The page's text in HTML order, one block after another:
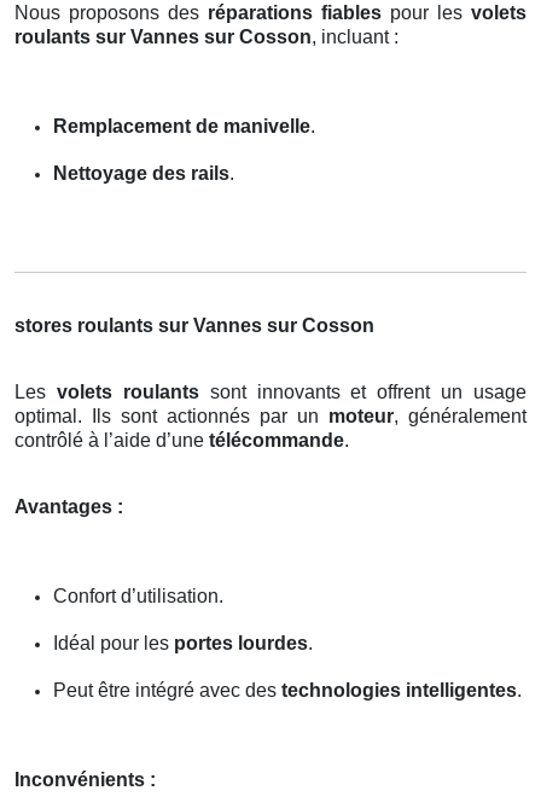
Nous proposons des réparations fiables pour les volets
roulants sur Vannes sur Cosson, incluant :
Remplacement de manivelle.
Nettoyage des rails.
stores roulants sur Vannes sur Cosson
Les volets roulantssont innovants et offrent un usage
optimal. Ils sont actionnés par un moteur, généralement
contrôlé à l’aide d’une télécommande.
Avantages :
Confort d’utilisation.
Idéal pour les portes lourdes.
Peut être intégré avec des technologies intelligentes.
Inconvénients :